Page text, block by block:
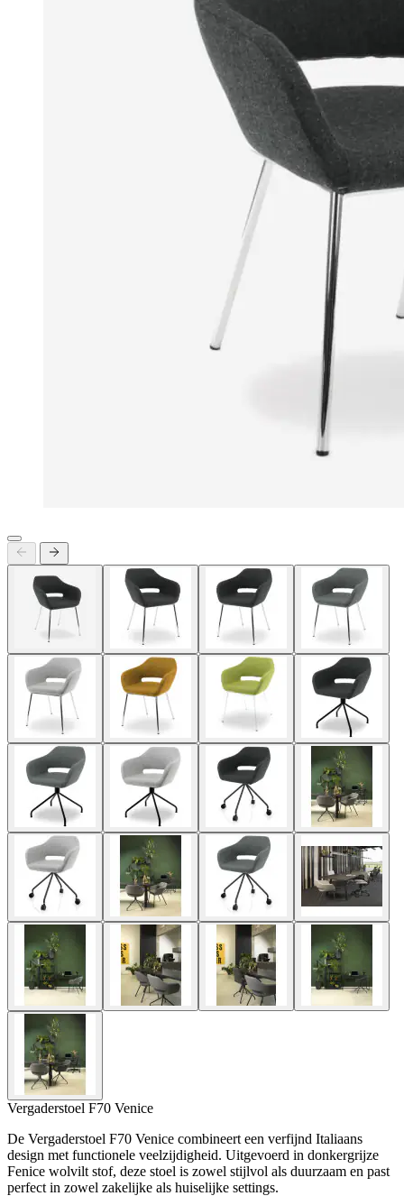
Vergaderstoel F70 Venice
De Vergaderstoel F70 Venice combineert een verfijnd Italiaans
design met functionele veelzijdigheid. Uitgevoerd in donkergrijze
Fenice wolvilt stof, deze stoel is zowel stijlvol als duurzaam en past
perfect in zowel zakelijke als huiselijke settings.